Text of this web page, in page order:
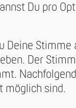
Du pro
Deine Stimme
Der
möglich sind.